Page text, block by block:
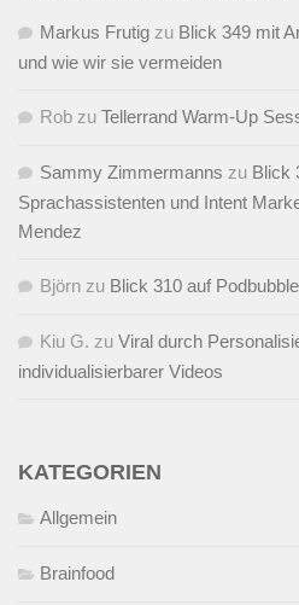
Markus Frutig zu Blick 349 mit
und wie wir sie vermeiden
Rob zu Tellerrand Warm-Up
Sammy Zimmermanns zu Blick
Sprachassistenten und Intent
Mendez
Björn zu Blick 310 auf
Kiu G. zu Viral durch
individualisierbarer Videos
KATEGORIEN
Allgemein
Brainfood